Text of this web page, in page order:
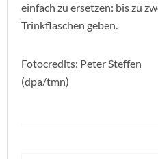
einfach zu ersetzen: bis zu
Trinkflaschen geben.
Fotocredits: Peter Steffen
(dpa/tmn)